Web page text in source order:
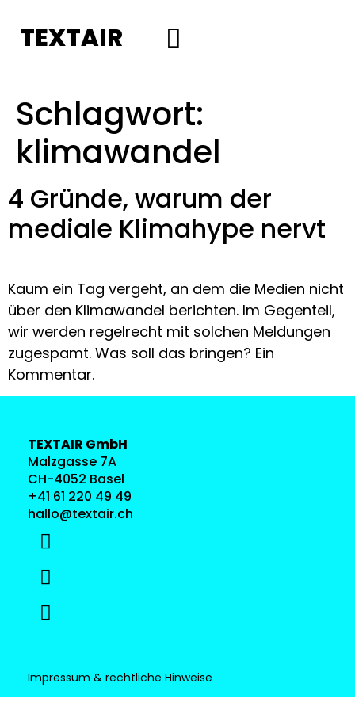
TEXTAIR
Schlagwort:
klimawandel
4 Gründe, warum der
mediale Klimahype nervt
Kaum ein Tag vergeht, an dem die Medien nicht
über den Klimawandel berichten. Im Gegenteil,
wir werden regelrecht mit solchen Meldungen
zugespamt. Was soll das bringen? Ein
Kommentar.
TEXTAIR GmbH
Malzgasse 7A
CH-4052 Basel
+41 61 220 49 49
hallo@textair.ch
Impressum & rechtliche Hinweise